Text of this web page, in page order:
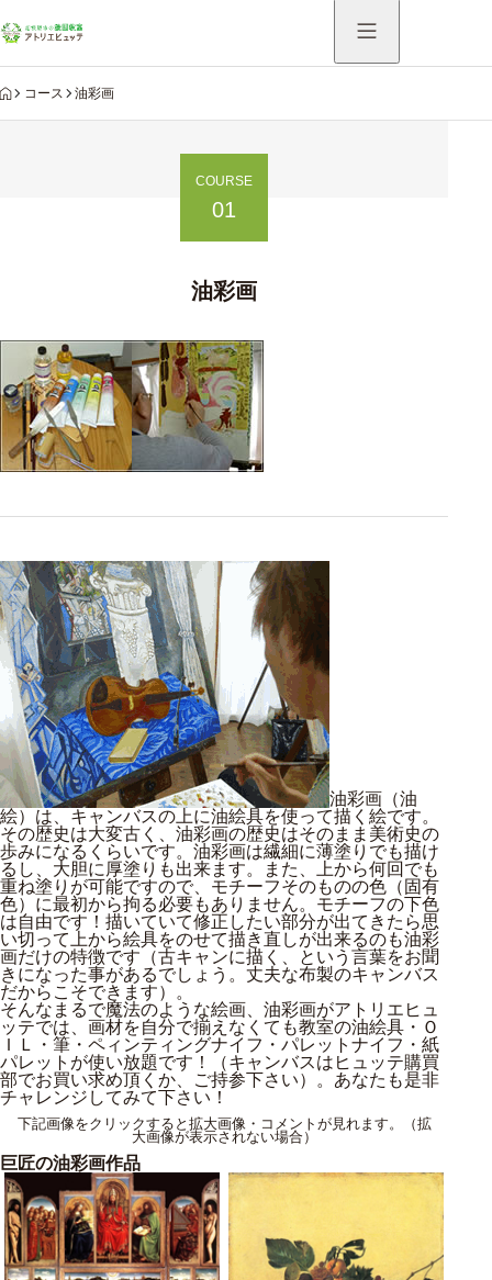
HOME
コース 油彩画
COURSE
01
油彩画
油彩画（油
絵）は、キャンバスの上に油絵具を使って描く絵です。
その歴史は大変古く、油彩画の歴史はそのまま美術史の
歩みになるくらいです。油彩画は繊細に薄塗りでも描け
るし、大胆に厚塗りも出来ます。また、上から何回でも
重ね塗りが可能ですので、モチーフそのものの色（固有
色）に最初から拘る必要もありません。モチーフの下色
は自由です！描いていて修正したい部分が出てきたら思
い切って上から絵具をのせて描き直しが出来るのも油彩
画だけの特徴です（古キャンに描く、という言葉をお聞
きになった事があるでしょう。丈夫な布製のキャンバス
だからこそできます）。
そんなまるで魔法のような絵画、油彩画がアトリエヒュ
ッテでは、画材を自分で揃えなくても教室の油絵具・Ｏ
ＩＬ・筆・ペィンティングナイフ・パレットナイフ・紙
パレットが使い放題です！（キャンバスはヒュッテ購買
部でお買い求め頂くか、ご持参下さい）。あなたも是非
チャレンジしてみて下さい！
下記画像をクリックすると拡大画像・コメントが見れます。（拡
大画像が表示されない場合）
巨匠の油彩画作品